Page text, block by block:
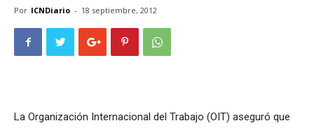
Por ICNDiario - 18 septiembre, 2012
La Organización Internacional del Trabajo (OIT) aseguró que